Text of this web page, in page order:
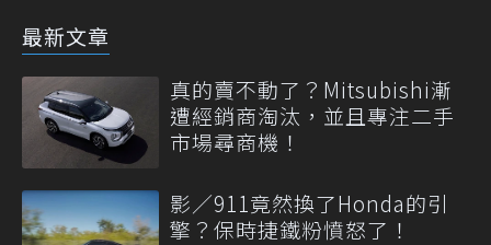
最新文章
真的賣不動了？Mitsubishi漸
遭經銷商淘汰，並且專注二手
市場尋商機！
影／911竟然換了Honda的引
擎？保時捷鐵粉憤怒了！